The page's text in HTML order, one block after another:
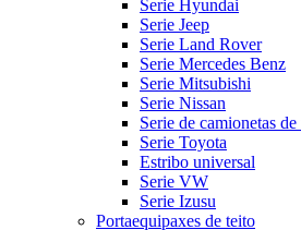
Serie Hyundai
Serie Jeep
Serie Land Rover
Serie Mercedes Benz
Serie Mitsubishi
Serie Nissan
Serie de camionetas
Serie Toyota
Estribo universal
Serie VW
Serie Izusu
Portaequipaxes de teito